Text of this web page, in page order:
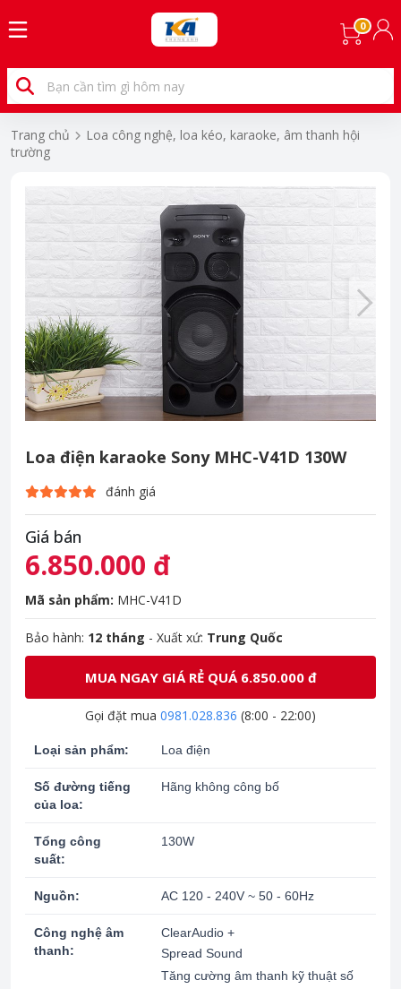
0
Trang chủ
Loa công nghệ, loa kéo, karaoke, âm thanh hội
trường
Loa điện karaoke Sony MHC-V41D 130W
đánh giá
Giá bán
6.850.000 đ
Mã sản phẩm: MHC-V41D
Bảo hành: 12 tháng - Xuất xứ: Trung Quốc
MUA NGAY GIÁ RẺ QUÁ 6.850.000 đ
Gọi đặt mua 0981.028.836 (8:00 - 22:00)
Loại sản phẩm: Loa điện
Số đường tiếng
của loa:
Hãng không công bố
Tổng công
suất:
130W
Nguồn: AC 120 - 240V ~ 50 - 60Hz
Công nghệ âm
thanh:
ClearAudio +
Spread Sound
Tăng cường âm thanh kỹ thuật số